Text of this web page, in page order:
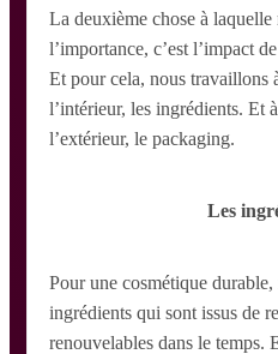
La deuxième chose à laquelle
l’importance, c’est l’impact
Et pour cela, nous travaillons
l’intérieur, les ingrédients. Et
l’extérieur, le packaging.
Les
Pour une cosmétique
ingrédients qui sont issus de
renouvelables dans le temps.